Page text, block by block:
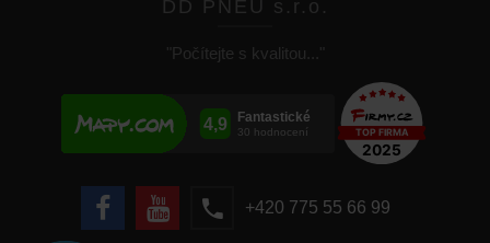
DD PNEU s.r.o.
"Počítejte s kvalitou..."
+420 775 55 66 99